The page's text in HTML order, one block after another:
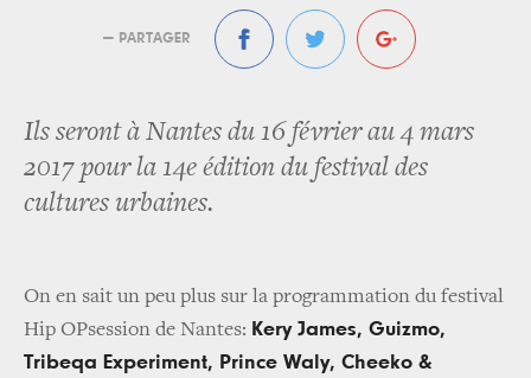
— PARTAGER
Ils seront à Nantes du 16 février au 4 mars
2017 pour la 14e édition du festival des
cultures urbaines.
On en sait un peu plus sur la programmation du festival
Hip OPsession de Nantes: Kery James, Guizmo,
Tribeqa Experiment, Prince Waly, Cheeko &